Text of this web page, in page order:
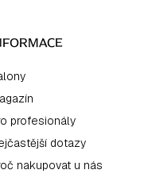
profesionály
dotazy
nakupovat u nás